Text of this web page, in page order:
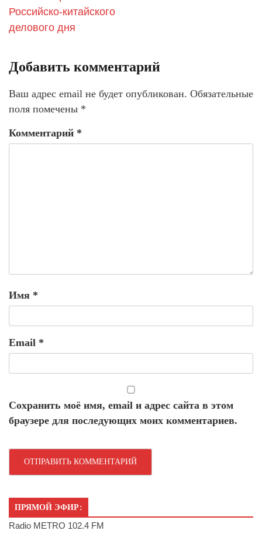
Российско-китайского
делового дня
Добавить комментарий
Ваш адрес email не будет опубликован. Обязательные
поля помечены *
Комментарий *
Имя *
Email *
Сохранить моё имя, email и адрес сайта в этом
браузере для последующих моих комментариев.
ПРЯМОЙ ЭФИР:
Radio METRO 102.4 FM